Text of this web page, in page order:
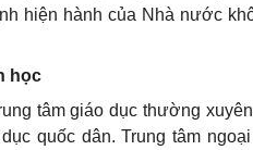
hiện hành của Nhà nước
học
tâm giáo dục thường
quốc dân. Trung tâm